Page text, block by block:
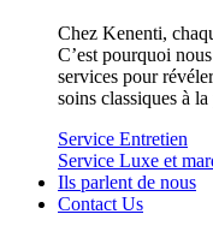
Chez Kenenti,
C’est pourquoi
services pour
soins classiques à
Service Entretien
Service Luxe et
Ils parlent de nous
Contact Us